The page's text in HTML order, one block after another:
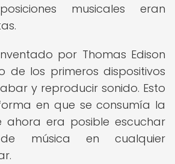
musicales eran
por Thomas Edison
de los primeros dispositivos
y reproducir sonido. Esto
en que se consumía la
ahora era posible escuchar
de música en cualquier